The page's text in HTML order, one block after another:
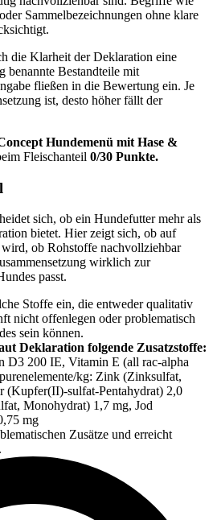
Sammelbezeichnungen ohne klare
die Klarheit der Deklaration eine
benannte Bestandteile mit
fließen in die Bewertung ein. Je
ist, desto höher fällt der
Hundemenü mit Hase &
Fleischanteil 0/30 Punkte.
sich, ob ein Hundefutter mehr als
bietet. Hier zeigt sich, ob auf
ob Rohstoffe nachvollziehbar
wirklich zur
passt.
Stoffe ein, die entweder qualitativ
nicht offenlegen oder problematisch
sein können.
Deklaration folgende Zusatzstoffe:
D3 200 IE, Vitamin E (all rac-alpha
kg: Zink (Zinksulfat,
(Kupfer(II)-sulfat-Pentahydrat) 2,0
Monohydrat) 1,7 mg, Jod
mg
Zusätze und erreicht